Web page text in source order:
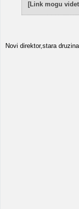
[Link mogu
Novi direktor,stara